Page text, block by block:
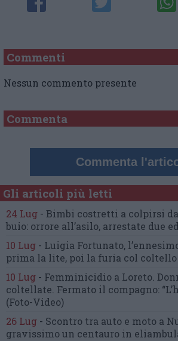
Commenti
Nessun commento presente
Commenta
Commenta
Gli articoli più letti
24 Lug - Bimbi costretti a colpirsi
buio: orrore all’asilo, arrestate due
10 Lug - Luigia Fortunato,
prima la lite, poi la furia col coltello
10 Lug - Femminicidio a Loreto.
coltellate. Fermato il compagno:
(Foto-Video)
26 Lug - Scontro tra auto e moto a
gravissimo un centauro in